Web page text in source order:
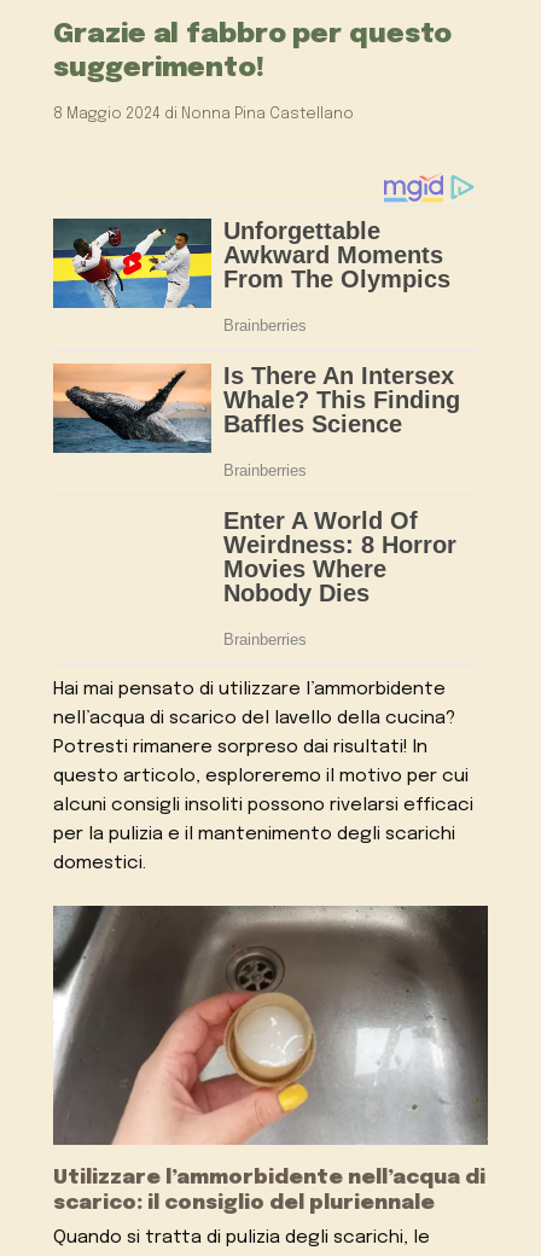
Grazie al fabbro per questo
suggerimento!
8 Maggio 2024 di Nonna Pina Castellano
Hai mai pensato di utilizzare l’ammorbidente
nell’acqua di scarico del lavello della cucina?
Potresti rimanere sorpreso dai risultati! In
questo articolo, esploreremo il motivo per cui
alcuni consigli insoliti possono rivelarsi efficaci
per la pulizia e il mantenimento degli scarichi
domestici.
Utilizzare l’ammorbidente nell’acqua di
scarico: il consiglio del pluriennale
Quando si tratta di pulizia degli scarichi, le